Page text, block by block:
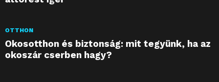
OTTHON
Okosotthon és biztonság: mit tegyünk, ha az
okoszár cserben hagy?